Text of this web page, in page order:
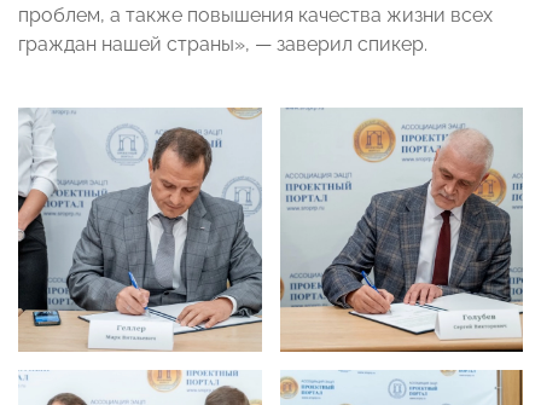
проблем, а также повышения качества жизни всех
граждан нашей страны», — заверил спикер.